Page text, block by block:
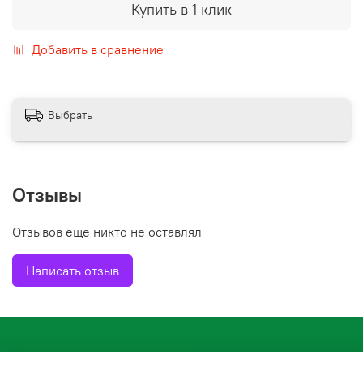
Купить в 1 клик
Добавить в сравнение
Выбрать
Отзывы
Отзывов еще никто не оставлял
Написать отзыв